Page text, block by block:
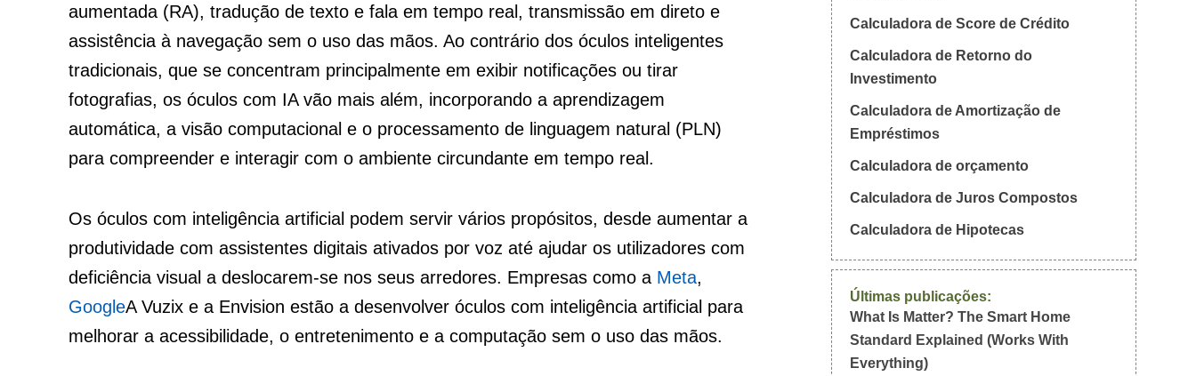
aumentada (RA), tradução de texto e fala em tempo real, transmissão em direto e
assistência à navegação sem o uso das mãos. Ao contrário dos óculos inteligentes
tradicionais, que se concentram principalmente em exibir notificações ou tirar
fotografias, os óculos com IA vão mais além, incorporando a aprendizagem
automática, a visão computacional e o processamento de linguagem natural (PLN)
para compreender e interagir com o ambiente circundante em tempo real.
Os óculos com inteligência artificial podem servir vários propósitos, desde aumentar a
produtividade com assistentes digitais ativados por voz até ajudar os utilizadores com
deficiência visual a deslocarem-se nos seus arredores. Empresas como a Meta,
GoogleA Vuzix e a Envision estão a desenvolver óculos com inteligência artificial para
melhorar a acessibilidade, o entretenimento e a computação sem o uso das mãos.
Calculadora de Score de Crédito
Calculadora de Retorno do
Investimento
Calculadora de Amortização de
Empréstimos
Calculadora de orçamento
Calculadora de Juros Compostos
Calculadora de Hipotecas
Últimas publicações:
What Is Matter? The Smart Home
Standard Explained (Works With
Everything)